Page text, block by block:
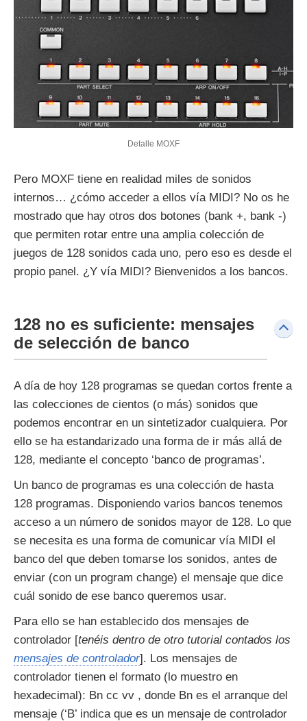
Detalle MOXF
Pero MOXF tiene en realidad miles de sonidos
internos… ¿cómo acceder a ellos vía MIDI? No os he
mostrado que hay otros dos botones (bank +, bank -)
que permiten rotar entre una amplia colección de
juegos de 128 sonidos cada uno, pero eso es desde el
propio panel. ¿Y vía MIDI? Bienvenidos a los bancos.
128 no es suficiente: mensajes
de selección de banco
A día de hoy 128 programas se quedan cortos frente a
las colecciones de cientos (o más) sonidos que
podemos encontrar en un sintetizador cualquiera. Por
ello se ha estandarizado una forma de ir más allá de
128, mediante el concepto ‘banco de programas’.
Un banco de programas es una colección de hasta
128 programas. Disponiendo varios bancos tenemos
acceso a un número de sonidos mayor de 128. Lo que
se necesita es una forma de comunicar vía MIDI el
banco del que deben tomarse los sonidos, antes de
enviar (con un program change) el mensaje que dice
cuál sonido de ese banco queremos usar.
Para ello se han establecido dos mensajes de
controlador [tenéis dentro de otro tutorial contados los
mensajes de controlador]. Los mensajes de
controlador tienen el formato (lo muestro en
hexadecimal): Bn cc vv , donde Bn es el arranque del
mensaje (‘B’ indica que es un mensaje de controlador